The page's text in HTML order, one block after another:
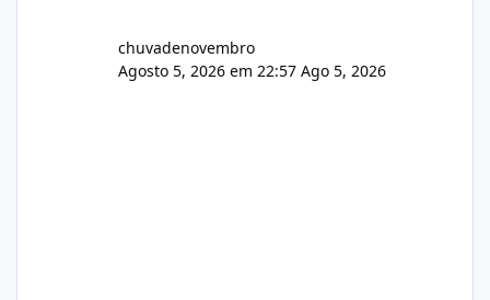
chuvadenovembro
Agosto 5, 2026 em 22:57 Ago 5, 2026